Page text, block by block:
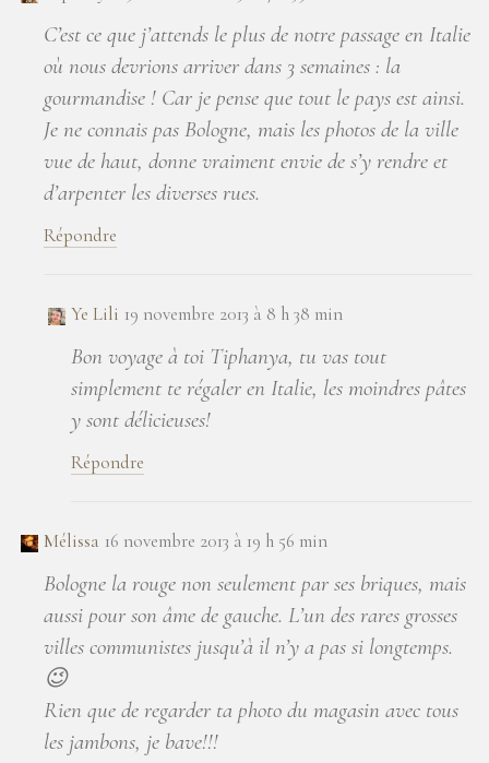
C’est ce que j’attends le plus de notre passage en Italie
où nous devrions arriver dans 3 semaines : la
gourmandise ! Car je pense que tout le pays est ainsi.
Je ne connais pas Bologne, mais les photos de la ville
vue de haut, donne vraiment envie de s’y rendre et
d’arpenter les diverses rues.
Répondre
Ye Lili 19 novembre 2013 à 8 h 38 min
Bon voyage à toi Tiphanya, tu vas tout
simplement te régaler en Italie, les moindres pâtes
y sont délicieuses!
Répondre
Mélissa 16 novembre 2013 à 19 h 56 min
Bologne la rouge non seulement par ses briques, mais
aussi pour son âme de gauche. L’un des rares grosses
villes communistes jusqu’à il n’y a pas si longtemps.
😉
Rien que de regarder ta photo du magasin avec tous
les jambons, je bave!!!